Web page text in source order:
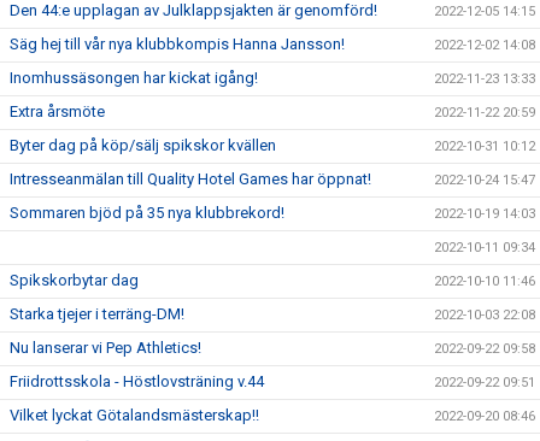
Den 44:e upplagan av Julklappsjakten är genomförd! 2022-12-05 14:15
Säg hej till vår nya klubbkompis Hanna Jansson! 2022-12-02 14:08
Inomhussäsongen har kickat igång! 2022-11-23 13:33
Extra årsmöte 2022-11-22 20:59
Byter dag på köp/sälj spikskor kvällen 2022-10-31 10:12
Intresseanmälan till Quality Hotel Games har öppnat! 2022-10-24 15:47
Sommaren bjöd på 35 nya klubbrekord! 2022-10-19 14:03
2022-10-11 09:34
Spikskorbytar dag 2022-10-10 11:46
Starka tjejer i terräng-DM! 2022-10-03 22:08
Nu lanserar vi Pep Athletics! 2022-09-22 09:58
Friidrottsskola - Höstlovsträning v.44 2022-09-22 09:51
Vilket lyckat Götalandsmästerskap!! 2022-09-20 08:46